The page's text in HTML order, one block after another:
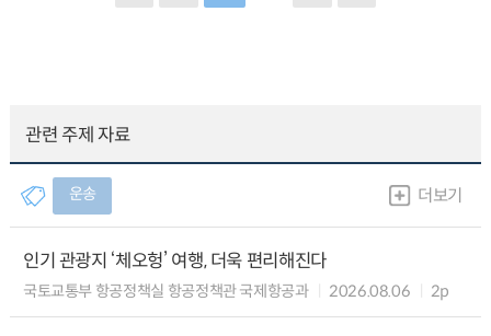
관련 주제 자료
운송 더보기
인기 관광지 ‘체오헝’ 여행, 더욱 편리해진다
국토교통부 항공정책실 항공정책관 국제항공과 2026.08.06 2p